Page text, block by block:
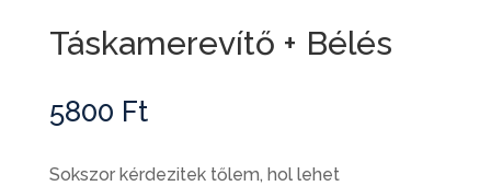
Táskamerevítő + Bélés
5800 Ft
Sokszor kérdezitek tőlem, hol lehet